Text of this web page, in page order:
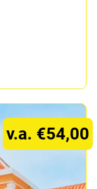
v.a. €54,00